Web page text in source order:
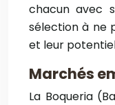
chacun avec
sélection à ne
et leur
Marchés
La Boqueria